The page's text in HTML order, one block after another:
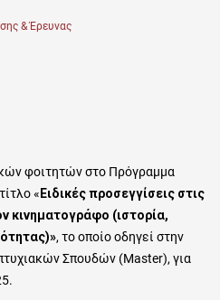
& Έρευνας
φοιτητών στο Πρόγραμμα
« Ειδικές προσεγγίσεις στις
κινηματογράφο (ιστορία,
, το οποίο οδηγεί στην
Σπουδών (Μaster), για